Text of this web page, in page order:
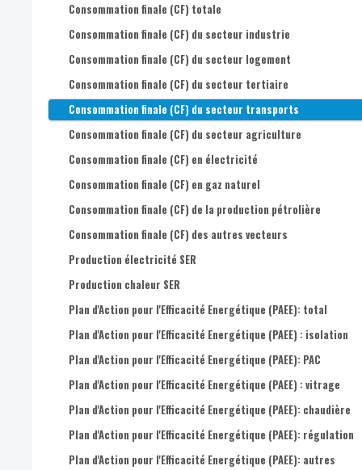
Consommation finale (CF) totale
Consommation finale (CF) du secteur industrie
Consommation finale (CF) du secteur logement
Consommation finale (CF) du secteur tertiaire
Consommation finale (CF) du secteur transports
Consommation finale (CF) du secteur agriculture
Consommation finale (CF) en électricité
Consommation finale (CF) en gaz naturel
Consommation finale (CF) de la production pétrolière
Consommation finale (CF) des autres vecteurs
Production électricité SER
Production chaleur SER
Plan d'Action pour l'Efficacité Energétique (PAEE): total
Plan d'Action pour l'Efficacité Energétique (PAEE) : isolation
Plan d'Action pour l'Efficacité Energétique (PAEE): PAC
Plan d'Action pour l'Efficacité Energétique (PAEE) : vitrage
Plan d'Action pour l'Efficacité Energétique (PAEE): chaudière
Plan d'Action pour l'Efficacité Energétique (PAEE): régulation
Plan d'Action pour l'Efficacité Energétique (PAEE): autres